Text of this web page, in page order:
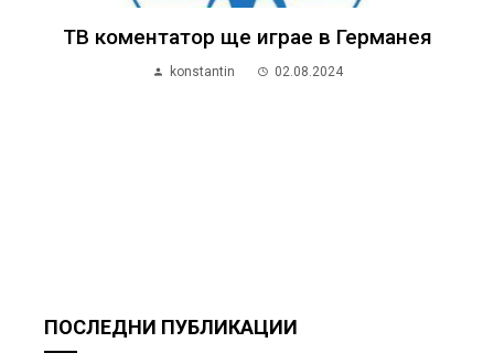
ТВ коментатор ще играе в Германея
konstantin 02.08.2024
ПОСЛЕДНИ ПУБЛИКАЦИИ